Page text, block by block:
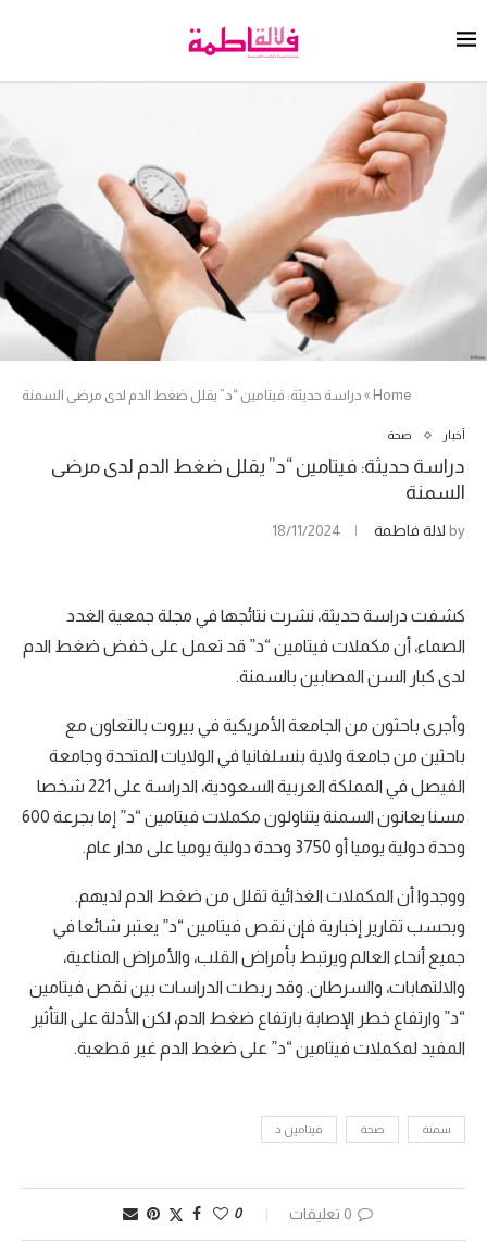
Home
» دراسة حديثة: فيتامين “د” يقلل ضغط الدم لدى مرضى السمنة
أخبار صحة
دراسة حديثة: فيتامين “د” يقلل ضغط الدم لدى مرضى
السمنة
by لالة فاطمة 18/11/2024
كشفت دراسة حديثة، نشرت نتائجها في مجلة جمعية الغدد
الصماء، أن مكملات فيتامين “د” قد تعمل على خفض ضغط الدم
لدى كبار السن المصابين بالسمنة.
وأجرى باحثون من الجامعة الأمريكية في بيروت بالتعاون مع
باحثين من جامعة ولاية بنسلفانيا في الولايات المتحدة وجامعة
الفيصل في المملكة العربية السعودية، الدراسة على 221 شخصا
مسنا يعانون السمنة يتناولون مكملات فيتامين “د” إما بجرعة 600
وحدة دولية يوميا أو 3750 وحدة دولية يوميا على مدار عام.
ووجدوا أن المكملات الغذائية تقلل من ضغط الدم لديهم.
وبحسب تقارير إخبارية فإن نقص فيتامين “د” يعتبر شائعا في
جميع أنحاء العالم ويرتبط بأمراض القلب، والأمراض المناعية،
والالتهابات، والسرطان. وقد ربطت الدراسات بين نقص فيتامين
“د” وارتفاع خطر الإصابة بارتفاع ضغط الدم، لكن الأدلة على التأثير
المفيد لمكملات فيتامين “د” على ضغط الدم غير قطعية.
سمنة صحة فيتامين د
0 تعليقات 0